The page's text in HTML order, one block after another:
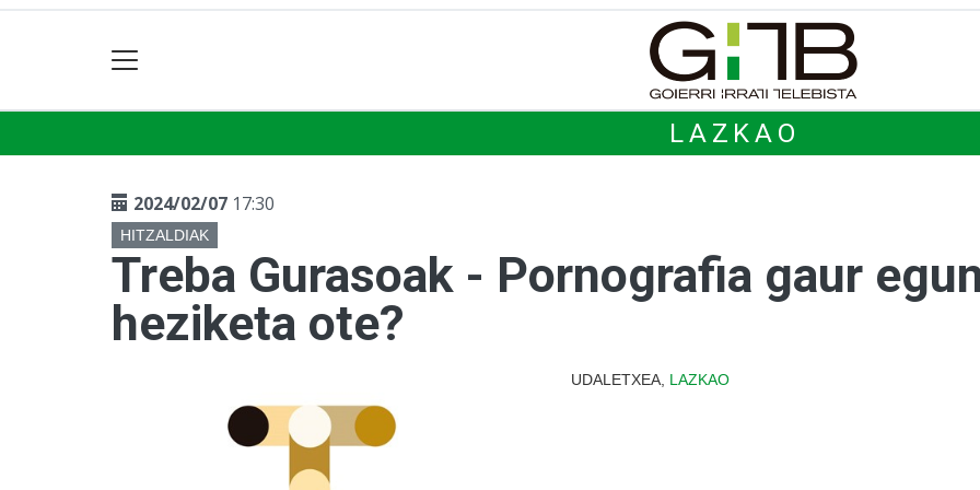
LAZKAO
2024/02/07 17:30
HITZALDIAK
Treba Gurasoak - Pornografia gaur
heziketa ote?
UDALETXEA, LAZKAO